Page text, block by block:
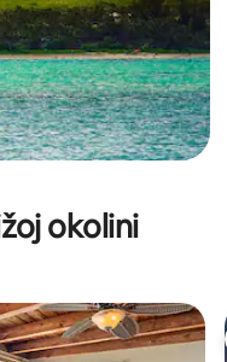
okolini